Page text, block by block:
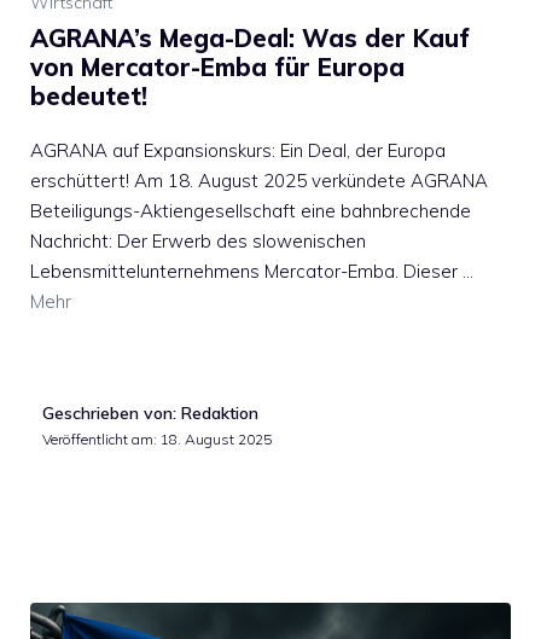
AGRANA’s Mega-Deal: Was der Kauf
von Mercator-Emba für Europa
bedeutet!
AGRANA auf Expansionskurs: Ein Deal, der Europa
erschüttert! Am 18. August 2025 verkündete AGRANA
Beteiligungs-Aktiengesellschaft eine bahnbrechende
Nachricht: Der Erwerb des slowenischen
Lebensmittelunternehmens Mercator-Emba. Dieser …
Mehr
Geschrieben von: Redaktion
Veröffentlicht am: 18. August 2025